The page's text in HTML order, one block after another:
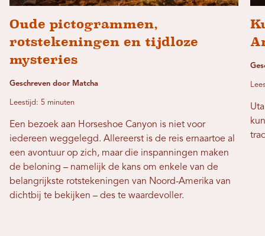
Oude pictogrammen,
rotstekeningen en tijdloze
mysteries
Geschreven door Matcha
Leestijd: 5 minuten
Een bezoek aan Horseshoe Canyon is niet voor
iedereen weggelegd. Allereerst is de reis ernaartoe al
een avontuur op zich, maar die inspanningen maken
de beloning – namelijk de kans om enkele van de
belangrijkste rotstekeningen van Noord-Amerika van
dichtbij te bekijken – des te waardevoller.